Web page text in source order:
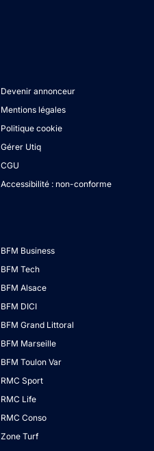
Devenir annonceur
Mentions légales
Politique cookie
Gérer Utiq
CGU
Accessibilité : non-conforme
BFM Business
BFM Tech
BFM Alsace
BFM DICI
BFM Grand Littoral
BFM Marseille
BFM Toulon Var
RMC Sport
RMC Life
RMC Conso
Zone Turf